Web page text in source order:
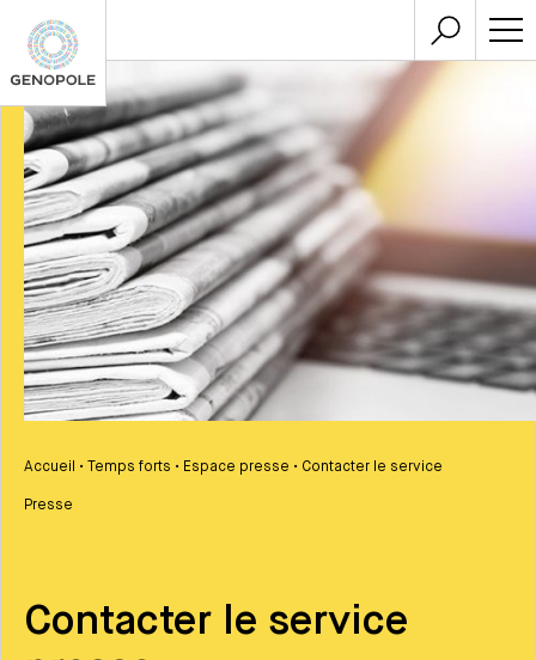
Accueil • Temps forts • Espace presse • Contacter le service
Presse
Contacter le service